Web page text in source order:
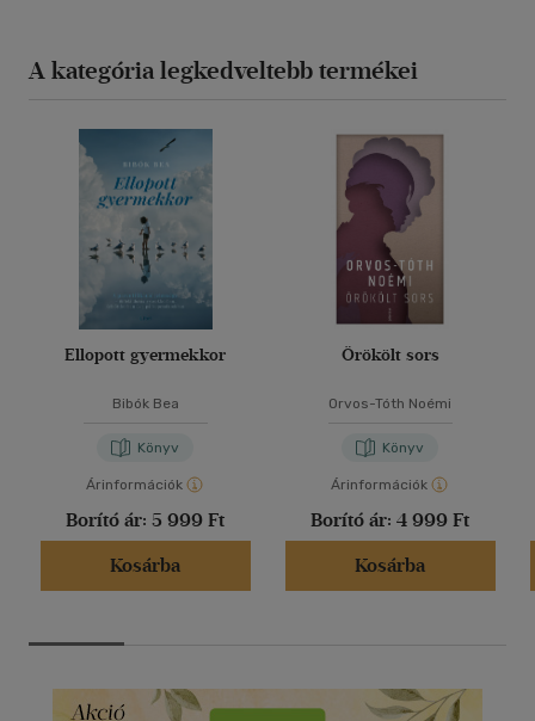
A kategória legkedveltebb termékei
Ellopott gyermekkor
Bibók Bea
Könyv
Árinformációk
Borító ár: 5 999 Ft
Kosárba
Örökölt sors
Orvos-Tóth Noémi
Könyv
Árinformációk
Borító ár: 4 999 Ft
Kosárba